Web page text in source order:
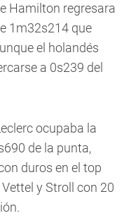
Hamilton regresara
1m32s214 que
el holandés
a 0s239 del
ocupaba la
de la punta,
duros en el top
y Stroll con 20